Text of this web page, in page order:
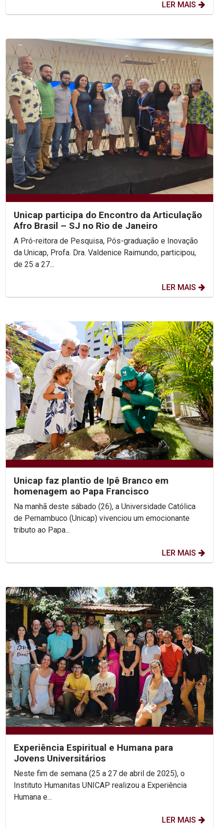
LER MAIS
Unicap participa do Encontro da Articulação
Afro Brasil – SJ no Rio de Janeiro
A Pró-reitora de Pesquisa, Pós-graduação e Inovação
da Unicap, Profa. Dra. Valdenice Raimundo, participou,
de 25 a 27...
LER MAIS
Unicap faz plantio de Ipê Branco em
homenagem ao Papa Francisco
Na manhã deste sábado (26), a Universidade Católica
de Pernambuco (Unicap) vivenciou um emocionante
tributo ao Papa...
LER MAIS
Experiência Espiritual e Humana para
Jovens Universitários
Neste fim de semana (25 a 27 de abril de 2025), o
Instituto Humanitas UNICAP realizou a Experiência
Humana e...
LER MAIS